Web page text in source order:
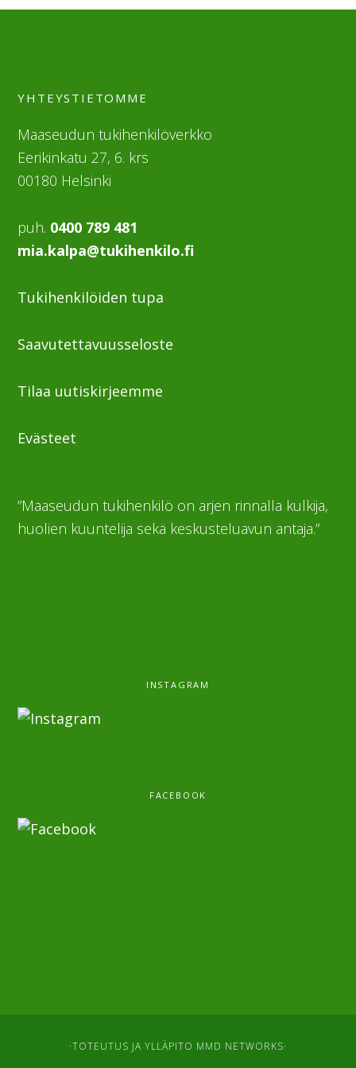
YHTEYSTIETOMME
Maaseudun tukihenkilöverkko
Eerikinkatu 27, 6. krs
00180 Helsinki
puh. 0400 789 481
mia.kalpa@tukihenkilo.fi
Tukihenkilöiden tupa
Saavutettavuusseloste
Tilaa uutiskirjeemme
Evästeet
”Maaseudun tukihenkilö on arjen rinnalla kulkija,
huolien kuuntelija sekä keskusteluavun antaja.”
INSTAGRAM
FACEBOOK
·TOTEUTUS JA YLLÄPITO MMD NETWORKS·